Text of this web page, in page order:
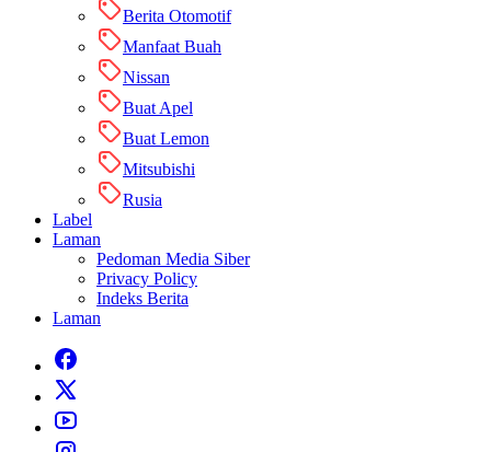
Berita Otomotif
Manfaat Buah
Nissan
Buat Apel
Buat Lemon
Mitsubishi
Rusia
Label
Laman
Pedoman Media Siber
Privacy Policy
Indeks Berita
Laman